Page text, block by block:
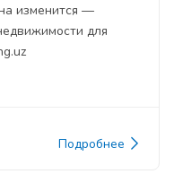
изменится —
для
Подробнее